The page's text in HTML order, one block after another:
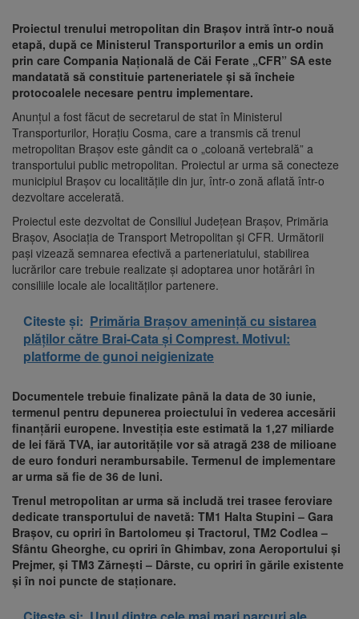
Proiectul trenului metropolitan din Brașov intră într-o nouă
etapă, după ce Ministerul Transporturilor a emis un ordin
prin care Compania Națională de Căi Ferate „CFR” SA este
mandatată să constituie parteneriatele și să încheie
protocoalele necesare pentru implementare.
Anunțul a fost făcut de secretarul de stat în Ministerul
Transporturilor, Horațiu Cosma, care a transmis că trenul
metropolitan Brașov este gândit ca o „coloană vertebrală” a
transportului public metropolitan. Proiectul ar urma să conecteze
municipiul Brașov cu localitățile din jur, într-o zonă aflată într-o
dezvoltare accelerată.
Proiectul este dezvoltat de Consiliul Județean Brașov, Primăria
Brașov, Asociația de Transport Metropolitan și CFR. Următorii
pași vizează semnarea efectivă a parteneriatului, stabilirea
lucrărilor care trebuie realizate și adoptarea unor hotărâri în
consiliile locale ale localităților partenere.
Citeste și: Primăria Brașov amenință cu sistarea
plăților către Brai-Cata și Comprest. Motivul:
platforme de gunoi neigienizate
Documentele trebuie finalizate până la data de 30 iunie,
termenul pentru depunerea proiectului în vederea accesării
finanțării europene. Investiția este estimată la 1,27 miliarde
de lei fără TVA, iar autoritățile vor să atragă 238 de milioane
de euro fonduri nerambursabile. Termenul de implementare
ar urma să fie de 36 de luni.
Trenul metropolitan ar urma să includă trei trasee feroviare
dedicate transportului de navetă: TM1 Halta Stupini – Gara
Brașov, cu opriri în Bartolomeu și Tractorul, TM2 Codlea –
Sfântu Gheorghe, cu opriri în Ghimbav, zona Aeroportului și
Prejmer, și TM3 Zărnești – Dârste, cu opriri în gările existente
și în noi puncte de staționare.